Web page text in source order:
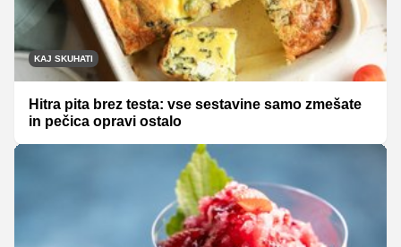
KAJ SKUHATI
Hitra pita brez testa: vse sestavine samo zmešate
in pečica opravi ostalo